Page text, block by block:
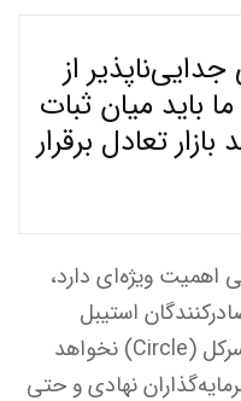
از
باید میان ثبات
تعادل برقرار
اهمیت ویژه‌ای دارد،
استیبل‌
کوین‌هایی مانند تتر (Tether) و سرکل (Circle) نخواهد
نهادی و حتی